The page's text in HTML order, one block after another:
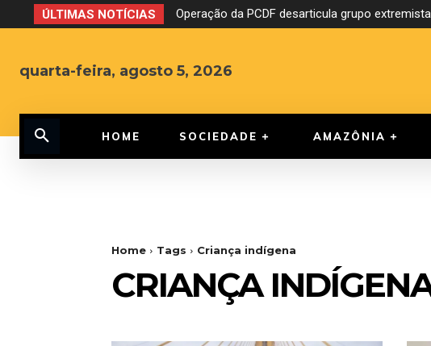
ÚLTIMAS NOTÍCIAS Operação da PCDF desarticula grupo
quarta-feira, agosto 5, 2026
HOME SOCIEDADE AMAZÔNIA
Home Tags Criança indígena
CRIANÇA